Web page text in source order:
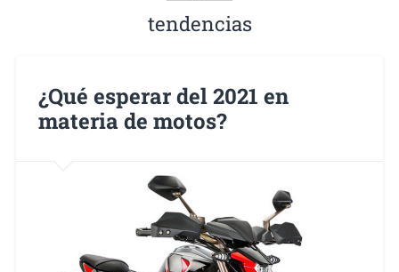
tendencias
¿Qué esperar del 2021 en
materia de motos?